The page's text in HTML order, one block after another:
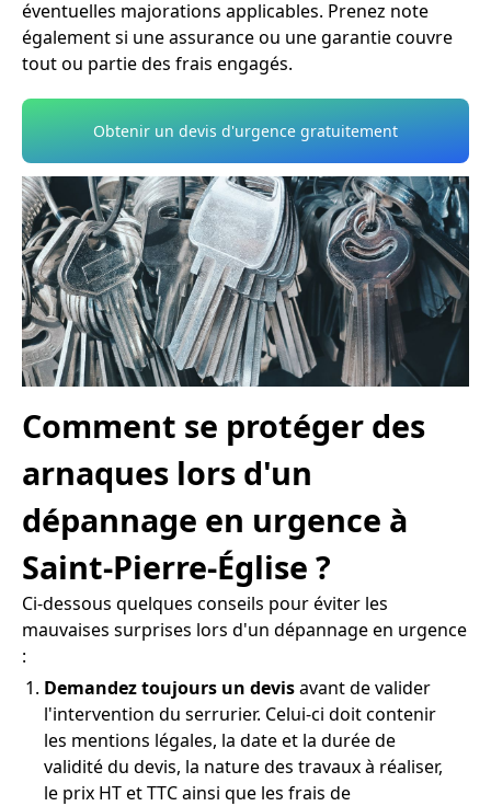
éventuelles majorations applicables. Prenez note
également si une assurance ou une garantie couvre
tout ou partie des frais engagés.
Obtenir un devis d'urgence gratuitement
Comment se protéger des
arnaques lors d'un
dépannage en urgence à
Saint-Pierre-Église ?
Ci-dessous quelques conseils pour éviter les
mauvaises surprises lors d'un dépannage en urgence
:
Demandez toujours un devisavant de valider
l'intervention du serrurier. Celui-ci doit contenir
les mentions légales, la date et la durée de
validité du devis, la nature des travaux à réaliser,
le prix HT et TTC ainsi que les frais de